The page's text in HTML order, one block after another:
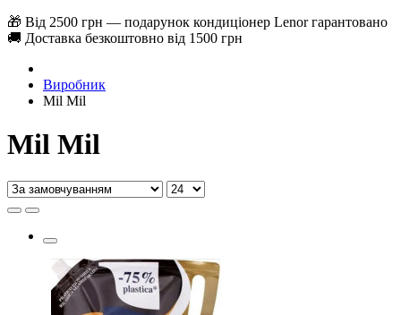
🎁 Від 2500 грн — подарунок кондиціонер Lenor гарантовано
🚚 Доставка безкоштовно від 1500 грн
Виробник
Mil Mil
Mil Mil